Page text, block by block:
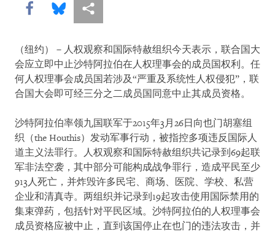
Share this via Facebook
Share this via Bluesky
More sharing options
（纽约）－人权观察和国际特赦组织今天表示，联合国大
会应立即中止沙特阿拉伯在人权理事会的成员国权利。任
何人权理事会成员国若涉及“严重及系统性人权侵犯”，联
合国大会即可经三分之二成员国同意中止其成员资格。
沙特阿拉伯率领九国联军于2015年3月26日向也门胡塞组
织（the Houthis）发动军事行动，被指控多项违反国际人
道主义法罪行。人权观察和国际特赦组织共记录到69起联
军非法空袭，其中部分可能构成战争罪行，造成平民至少
913人死亡，并炸毁许多民宅、商场、医院、学校、私营
企业和清真寺。两组织并记录到19起攻击使用国际禁用的
集束弹药，包括针对平民区域。沙特阿拉伯的人权理事会
成员资格应被中止，直到该国停止在也门的违法攻击，并